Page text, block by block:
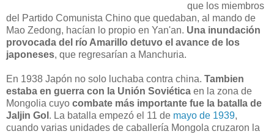
que los miembros
del Partido Comunista Chino que quedaban, al mando de
Mao Zedong, hacían lo propio en Yan'an. Una inundación
provocada del río Amarillo detuvo el avance de los
japoneses, que regresarían a Manchuria.
En 1938 Japón no solo luchaba contra china. Tambien
estaba en guerra con la Unión Soviética en la zona de
Mongolia cuyo combate más importante fue la batalla de
Jaljin Gol . La batalla empezó el 11 de mayo de 1939,
cuando varias unidades de caballería Mongola cruzaron la